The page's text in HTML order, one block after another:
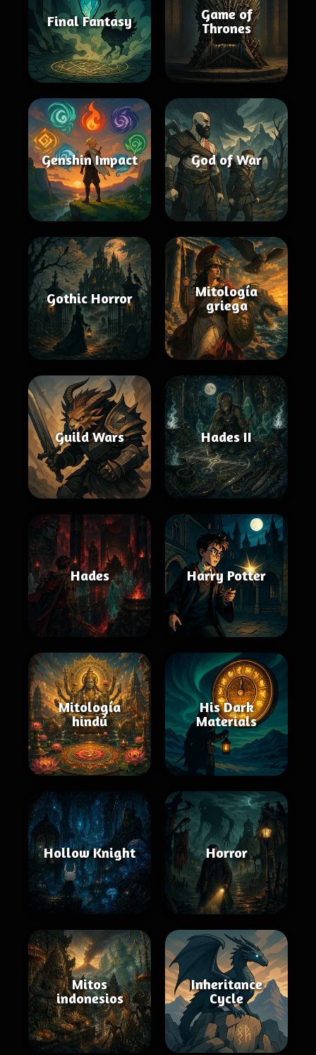
Final Fantasy
Game of
Thrones
Genshin Impact God of War
Gothic Horror
Mitología
griega
Guild Wars Hades II
Hades Harry Potter
Mitología
hindú
His Dark
Materials
Hollow Knight Horror
Mitos
indonesios
Inheritance
Cycle